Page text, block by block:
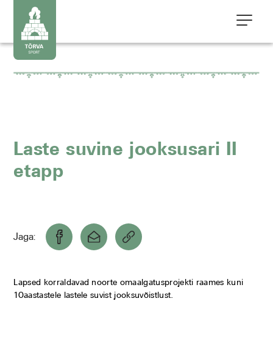
Laste suvine jooksusari II
etapp
Jaga:
Lapsed korraldavad noorte omaalgatusprojekti raames kuni
10aastastele lastele suvist jooksuvõistlust.